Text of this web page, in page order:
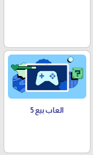
العاب بيع 5